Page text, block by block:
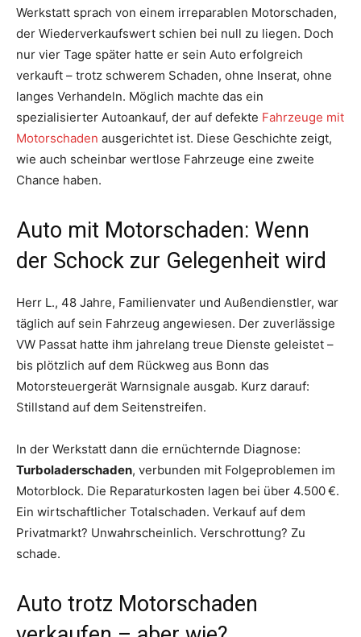
Werkstatt sprach von einem irreparablen Motorschaden,
der Wiederverkaufswert schien bei null zu liegen. Doch
nur vier Tage später hatte er sein Auto erfolgreich
verkauft – trotz schwerem Schaden, ohne Inserat, ohne
langes Verhandeln. Möglich machte das ein
spezialisierter Autoankauf, der auf defekte Fahrzeuge mit
Motorschaden ausgerichtet ist. Diese Geschichte zeigt,
wie auch scheinbar wertlose Fahrzeuge eine zweite
Chance haben.
Auto mit Motorschaden: Wenn
der Schock zur Gelegenheit wird
Herr L., 48 Jahre, Familienvater und Außendienstler, war
täglich auf sein Fahrzeug angewiesen. Der zuverlässige
VW Passat hatte ihm jahrelang treue Dienste geleistet –
bis plötzlich auf dem Rückweg aus Bonn das
Motorsteuergerät Warnsignale ausgab. Kurz darauf:
Stillstand auf dem Seitenstreifen.
In der Werkstatt dann die ernüchternde Diagnose:
Turboladerschaden, verbunden mit Folgeproblemen im
Motorblock. Die Reparaturkosten lagen bei über 4.500 €.
Ein wirtschaftlicher Totalschaden. Verkauf auf dem
Privatmarkt? Unwahrscheinlich. Verschrottung? Zu
schade.
Auto trotz Motorschaden